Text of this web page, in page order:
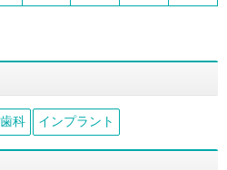
科 インプラント